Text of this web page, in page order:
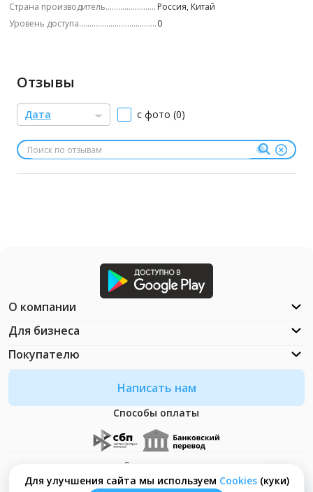
Для улучшения сайта мы используем Сookies(куки)
Страна производитель
Россия, Китай
Уровень доступа
0
Отзывы
Дата с фото (0)
Написать нам
Способы оплаты
О компании
Для бизнеса
Покупателю
Документация
Что такое Cookies?